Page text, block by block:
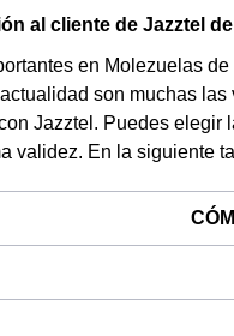
al cliente de Jazztel
en Molezuelas
son muchas
Jazztel. Puedes elegir
validez. En la siguiente